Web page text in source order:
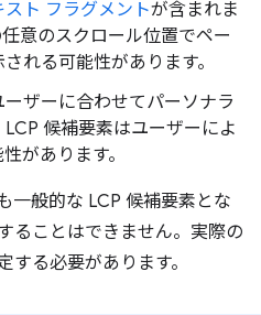
スト フラグメントが含まれま
意のスクロール位置でペー
れる可能性があります。
ザーに合わせてパーソナラ
候補要素はユーザーによ
があります。
一般的な LCP 候補要素とな
ることはできません。実際の
る必要があります。